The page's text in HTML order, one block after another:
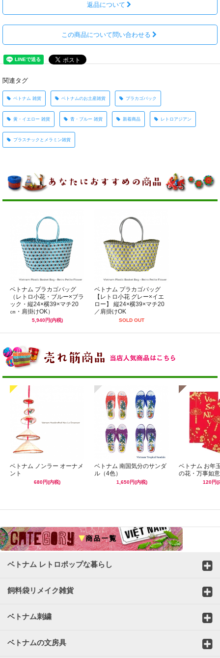
返品について
この商品について問い合わせる
関連タグ
ベトナム 雑貨 ベトナムのお土産雑貨 プラカゴバック
黄・イエロー 雑貨 青・ブルー 雑貨 新着商品 レトロアジアン
プラスチックとメラミン雑貨
ベトナム プラカゴバッグ
（レトロ小花・ブルー×ブラ
ック・縦24×横39×マチ20
㎝・肩掛けOK）
5,940円(内税)
ベトナム プラカゴバッグ
【レトロ小花 グレー×イエ
ロー】 縦24×横39×マチ20
／肩掛けOK
SOLD OUT
ベトナム ノンラー オーナメ
ント
680円(内税)
ベトナム 南国気分のサンダ
ル（4色）
1,650円(内税)
ベトナム お年
の花・万事如意
120円(
ベトナム レトロポップな暮らし
飼料袋リメイク雑貨
ベトナム刺繍
ベトナムの文房具